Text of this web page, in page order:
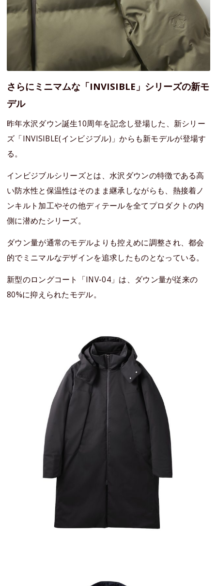
さらにミニマムな「INVISIBLE」シリーズの新モ
デル
昨年水沢ダウン誕生10周年を記念し登場した、新シリー
ズ「INVISIBLE(インビジブル)」からも新モデルが登場す
る。
インビジブルシリーズとは、水沢ダウンの特徴である高
い防水性と保温性はそのまま継承しながらも、熱接着ノ
ンキルト加工やその他ディテールを全てプロダクトの内
側に潜めたシリーズ。
ダウン量が通常のモデルよりも控えめに調整され、都会
的でミニマルなデザインを追求したものとなっている。
新型のロングコート「INV-04」は、ダウン量が従来の
80%に抑えられたモデル。